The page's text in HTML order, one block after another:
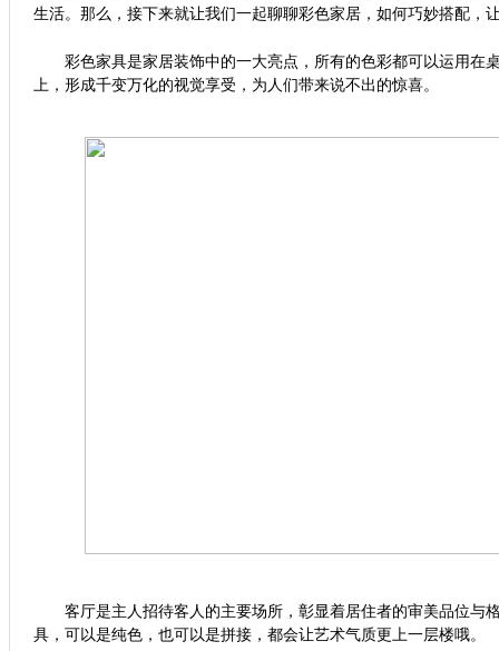
生活。那么，接下来就让我们一起聊聊彩色家居，如何巧妙搭配，
彩色家具是家居装饰中的一大亮点，所有的色彩都可以运用在
上，形成千变万化的视觉享受，为人们带来说不出的惊喜。
客厅是主人招待客人的主要场所，彰显着居住者的审美品位与
具，可以是纯色，也可以是拼接，都会让艺术气质更上一层楼哦。